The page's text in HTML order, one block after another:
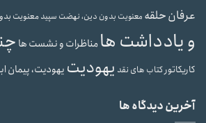
عرفان حلقه معنویت بدون دین، نهضت سپیدمعنویت
و یادداشت هامناظرات و نشست ها
کاریکاتور کتاب های نقد یهودیت یهودیت، پیمان
آخرین دیدگاه ها